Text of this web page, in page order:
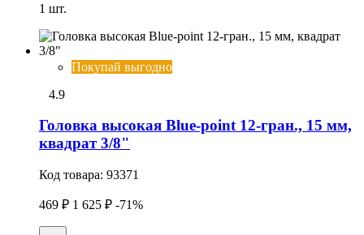
1 шт.
Покупай выгодно
4.9
Головка высокая Blue-point 12-гран., 15 мм,
квадрат 3/8"
Код товара: 93371
469 ₽ 1 625 ₽ -71%